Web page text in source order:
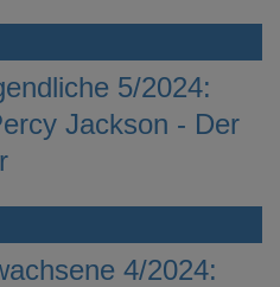
5/2024:
Jackson - Der
4/2024: